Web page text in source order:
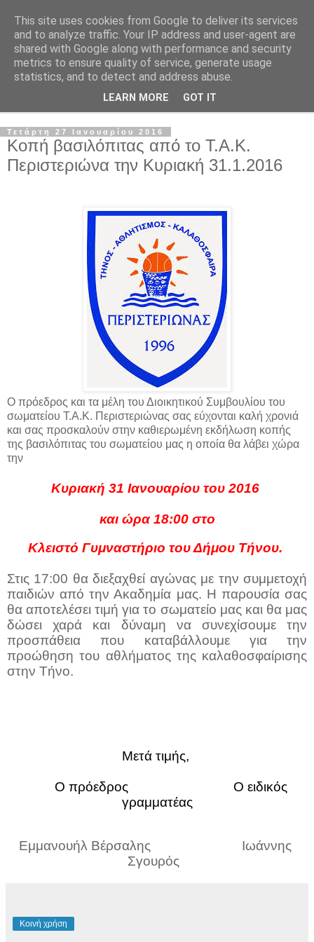
Τετάρτη 27 Ιανουαρίου 2016
Κοπή βασιλόπιτας από το Τ.Α.Κ.
Περιστεριώνα την Κυριακή 31.1.2016
Ο πρόεδρος και τα μέλη του Διοικητικού Συμβουλίου του
σωματείου Τ.Α.Κ. Περιστεριώνας σας εύχονται καλή χρονιά
και σας προσκαλούν στην καθιερωμένη εκδήλωση κοπής
της βασιλόπιτας του σωματείου μας η οποία θα λάβει χώρα
την
Κυριακή 31 Ιανουαρίου του 2016
και ώρα 18:00 στο
Κλειστό Γυμναστήριο του Δήμου Τήνου.
Στις 17:00 θα διεξαχθεί αγώνας με την συμμετοχή
παιδιών από την Ακαδημία μας. Η παρουσία σας
θα αποτελέσει τιμή για το σωματείο μας και θα μας
δώσει χαρά και δύναμη να συνεχίσουμε την
προσπάθεια που καταβάλλουμε για την
προώθηση του αθλήματος της καλαθοσφαίρισης
στην Τήνο.
Μετά τιμής,
γραμματέας
Εμμανουήλ Βέρσαλης                          Ιωάννης
Σγουρός
Κοινή χρήση
This site uses cookies from Google to deliver its services
and to analyze traffic. Your IP address and user-agent are
shared with Google along with performance and security
metrics to ensure quality of service, generate usage
statistics, and to detect and address abuse.
LEARN MORE GOT IT